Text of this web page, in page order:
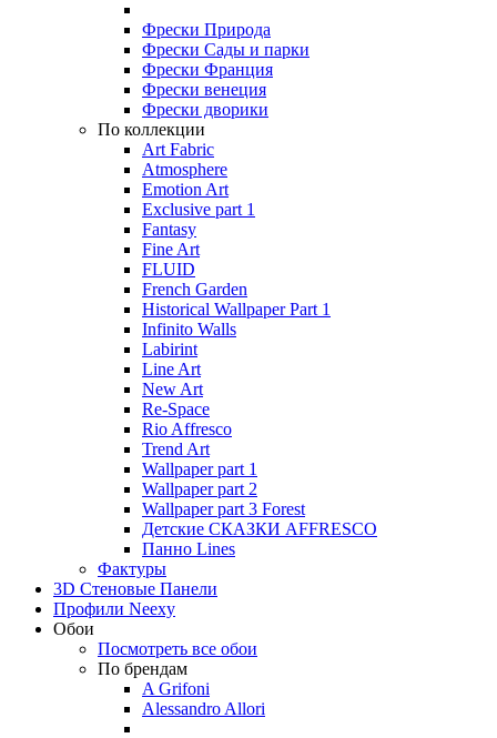
Фрески Природа
Фрески Сады и парки
Фрески Франция
Фрески венеция
Фрески дворики
По коллекции
Art Fabric
Atmosphere
Emotion Art
Exclusive part 1
Fantasy
Fine Art
FLUID
French Garden
Historical Wallpaper Part 1
Infinito Walls
Labirint
Line Art
New Art
Re-Space
Rio Affresco
Trend Art
Wallpaper part 1
Wallpaper part 2
Wallpaper part 3 Forest
Детские СКАЗКИ AFFRESCO
Панно Lines
Фактуры
3D Стеновые Панели
Профили Neexy
Обои
Посмотреть все обои
По брендам
A Grifoni
Alessandro Allori